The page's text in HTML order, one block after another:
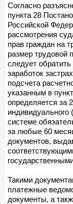
Согласно
пункта 28
Российской
рассмотрения
прав граждан на
размер трудовой
следует
заработок
подсчета
указанным в
определяется за
индивидуального
системе
за любые 60
документов,
Такими
платежные
документы, а